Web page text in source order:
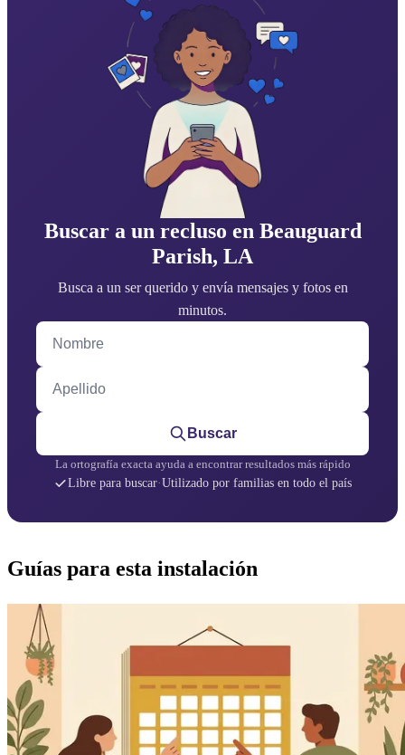
Buscar a un recluso en Beauguard
Parish, LA
Busca a un ser querido y envía mensajes y fotos en
minutos.
Nombre
Apellido
Buscar
La ortografía exacta ayuda a encontrar resultados más rápido
Libre para buscar·Utilizado por familias en todo el país
Guías para esta instalación